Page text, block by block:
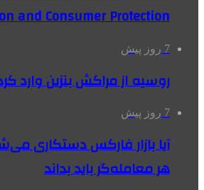
and Consumer Protection
7 روز پیش
روسیه از مراکش بنزین وارد
7 روز پیش
آیا بازار فارکس دستکاری
هر معامله‌گر باید بداند